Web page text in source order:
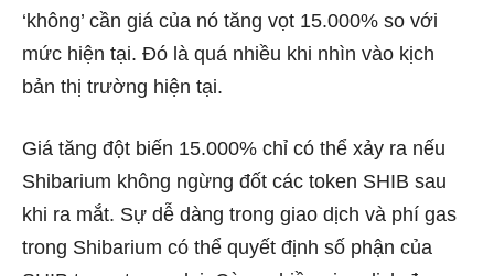
‘không’ cần giá của nó tăng vọt 15.000% so với
mức hiện tại. Đó là quá nhiều khi nhìn vào kịch
bản thị trường hiện tại.
Giá tăng đột biến 15.000% chỉ có thể xảy ra nếu
Shibarium không ngừng đốt các token SHIB sau
khi ra mắt. Sự dễ dàng trong giao dịch và phí gas
trong Shibarium có thể quyết định số phận của